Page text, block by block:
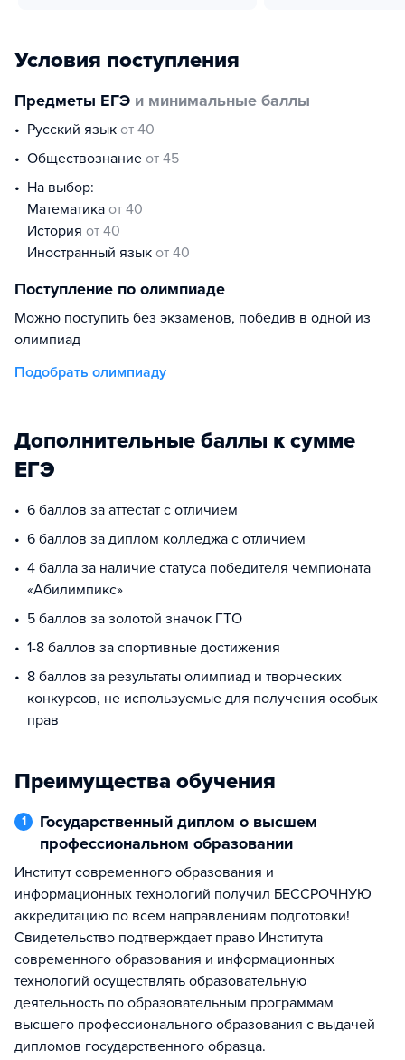
Условия поступления
Предметы ЕГЭ и минимальные баллы
русский язык от 40
обществознание от 45
На выбор:
математика от 40
история от 40
иностранный язык от 40
Поступление по олимпиаде
Можно поступить без экзаменов, победив в одной из
олимпиад
Подобрать олимпиаду
Дополнительные баллы к сумме
ЕГЭ
6 баллов за аттестат с отличием
6 баллов за диплом колледжа с отличием
4 балла за наличие статуса победителя чемпионата
«Абилимпикс»
5 баллов за золотой значок ГТО
1-8 баллов за спортивные достижения
8 баллов за результаты олимпиад и творческих
конкурсов, не используемые для получения особых
прав
Преимущества обучения
1
Государственный диплом о высшем
профессиональном образовании
Институт современного образования и
информационных технологий получил БЕССРОЧНУЮ
аккредитацию по всем направлениям подготовки!
Свидетельство подтверждает право Института
современного образования и информационных
технологий осуществлять образовательную
деятельность по образовательным программам
высшего профессионального образования с выдачей
дипломов государственного образца.